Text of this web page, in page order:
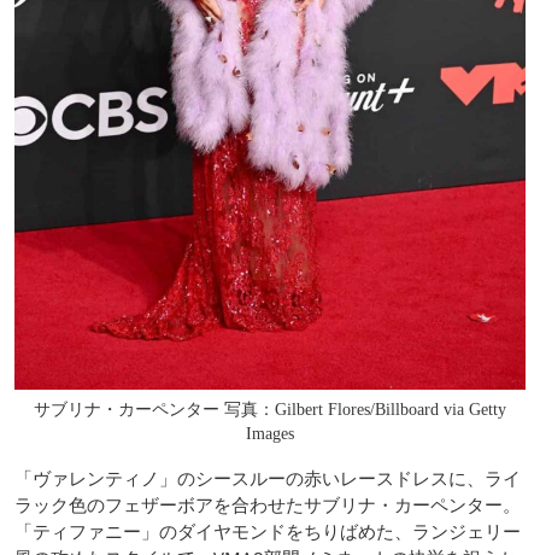
サブリナ・カーペンター 写真：Gilbert Flores/Billboard via Getty
Images
「ヴァレンティノ」のシースルーの赤いレースドレスに、ライ
ラック色のフェザーボアを合わせたサブリナ・カーペンター。
「ティファニー」のダイヤモンドをちりばめた、ランジェリー